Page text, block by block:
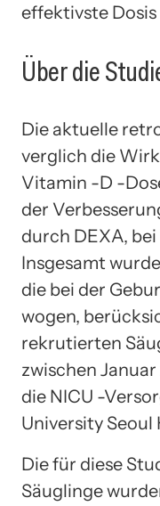
effektivste
Über die
Die aktuelle
verglich die
Vitamin -D -
der
durch DEXA,
Insgesamt
die bei der
wogen,
rekrutierten
zwischen
die NICU -
University Seoul
Die für diese
Säuglinge